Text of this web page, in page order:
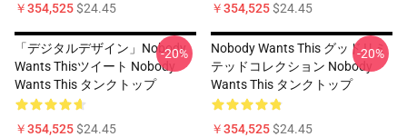
￥354,525$24.45 ￥354,525$24.45
「デジタルデザイン」Nobody
Wants Thisツイート Nobody
Wants This タンクトップ
￥354,525$24.45
-20%
Nobody Wants This グッドリミ
テッドコレクション Nobody
Wants This タンクトップ
￥354,525$24.45
-20%